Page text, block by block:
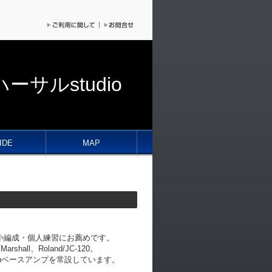
ーサルstudio
MAP
成・個人練習にお薦めです。
、Roland/JC-120。
ースアンプを常設しています。